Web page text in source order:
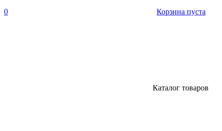
0 Корзина пуста
Каталог товаров